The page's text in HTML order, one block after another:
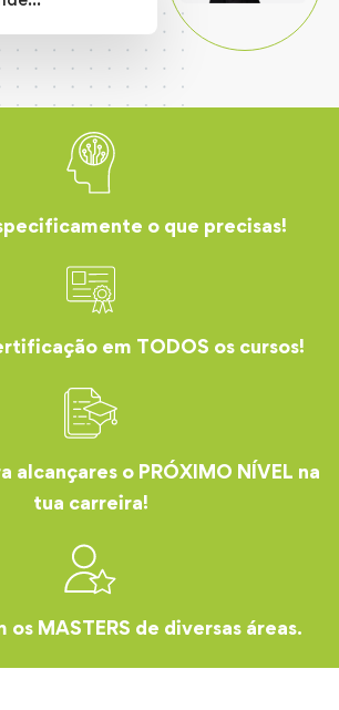
o que precisas!
em TODOS os cursos!
alcançares o PRÓXIMO NÍVEL na
tua carreira!
MASTERS de diversas áreas.